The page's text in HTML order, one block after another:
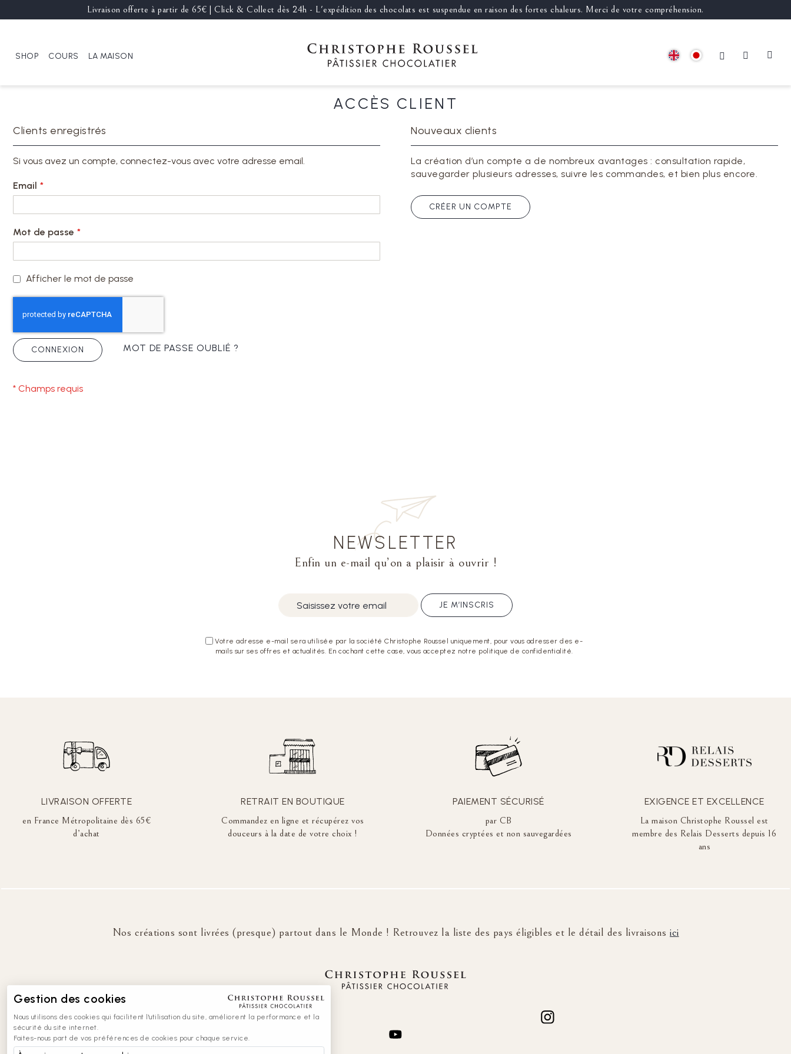
Livraison offerte à partir de 65€ | Click & Collect dès 24h - L'expédition des chocolats est suspendue en raison des fortes chaleurs. Merci de votre compréhension.
SHOP COURS LA MAISON
ACCÈS CLIENT
Clients enregistrés
Si vous avez un compte, connectez-vous avec votre adresse email.
Email
Mot de passe
Afficher le mot de passe
CONNEXION MOT DE PASSE OUBLIÉ ?
Nouveaux clients
La création d’un compte a de nombreux avantages : consultation rapide,
sauvegarder plusieurs adresses, suivre les commandes, et bien plus encore.
CRÉER UN COMPTE
NEWSLETTER
Enfin un e-mail qu’on a plaisir à ouvrir !
Votre adresse e-mail sera utilisée par la société Christophe Roussel uniquement, pour vous adresser des e-
mails sur ses offres et actualités. En cochant cette case, vous acceptez notre politique de confidentialité.
JE M’INSCRIS
LIVRAISON OFFERTE
en France Métropolitaine dès 65€
d’achat
RETRAIT EN BOUTIQUE
Commandez en ligne et récupérez vos
douceurs à la date de votre choix !
PAIEMENT SÉCURISÉ
par CB
Données cryptées et non sauvegardées
EXIGENCE ET EXCELLENCE
La maison Christophe Roussel est
membre des Relais Desserts depuis 16
ans
Nos créations sont livrées (presque) partout dans le Monde ! Retrouvez la liste des pays éligibles et le détail des livraisons ici
Gestion des cookies
Nous utilisons des cookies qui facilitent l'utilisation du site, améliorent la performance et la
sécurité du site internet.
Faites-nous part de vos préférences de cookies pour chaque service.